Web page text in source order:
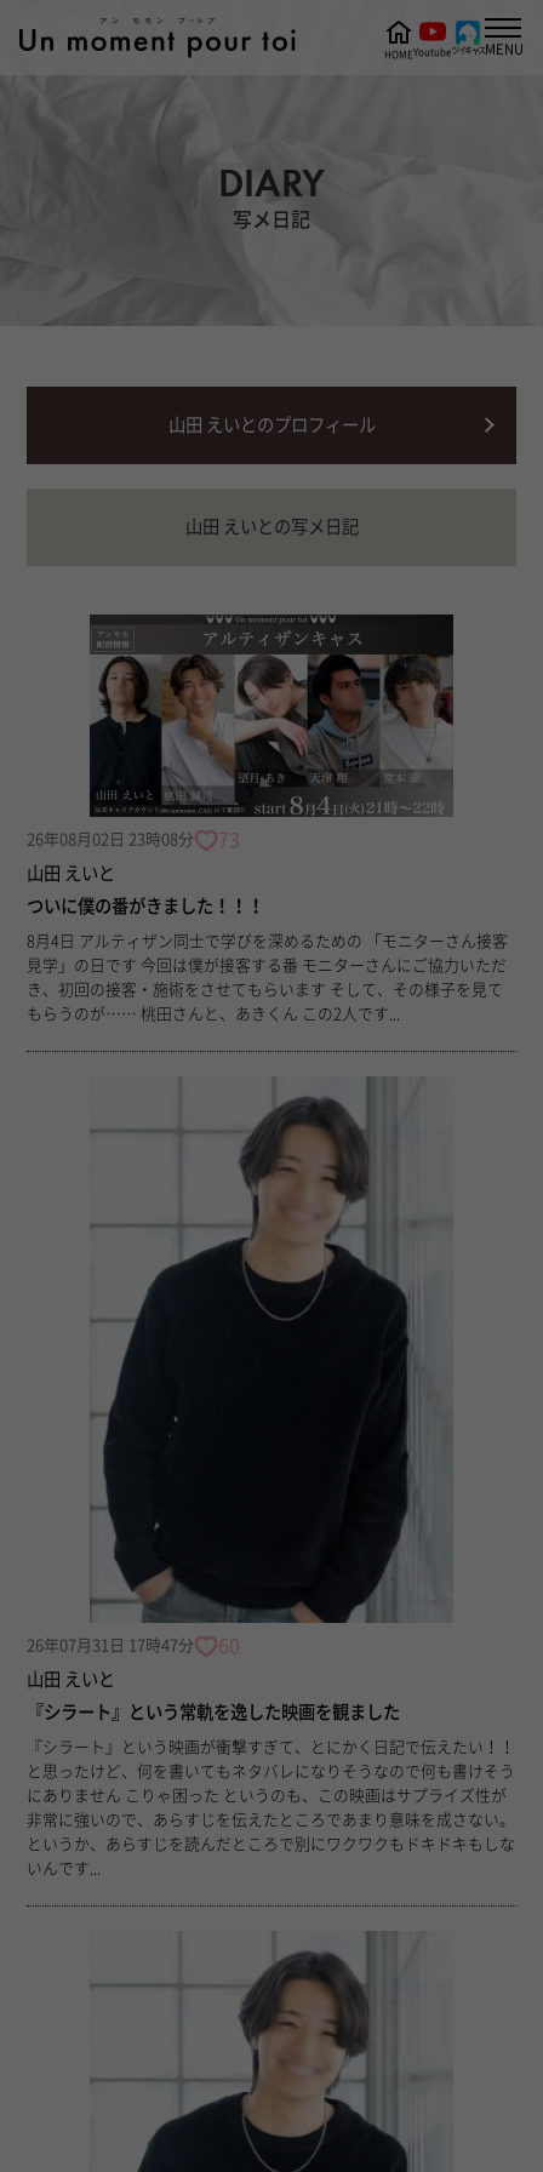
DIARY
写メ日記
HOMEYoutubeツイキャスMENU
山田 えいとのプロフィール
山田 えいとの写メ日記
26年08月02日 23時08分 73
山田 えいと
ついに僕の番がきました！！！
8月4日 アルティザン同士で学びを深めるための 「モニターさん接客
見学」の日です 今回は僕が接客する番 モニターさんにご協力いただ
き、初回の接客・施術をさせてもらいます そして、その様子を見て
もらうのが…… 桃田さんと、あきくん この2人です...
26年07月31日 17時47分 60
山田 えいと
『シラート』という常軌を逸した映画を観ました
『シラート』という映画が衝撃すぎて、とにかく日記で伝えたい！！
と思ったけど、何を書いてもネタバレになりそうなので何も書けそう
にありません こりゃ困った というのも、この映画はサプライズ性が
非常に強いので、あらすじを伝えたところであまり意味を成さない。
というか、あらすじを読んだところで別にワクワクもドキドキもしな
いんです...